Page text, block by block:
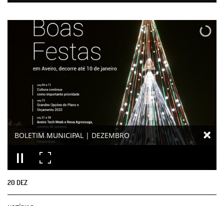
BOLETIM MUNICIPAL | DEZEMBRO
20 DEZ